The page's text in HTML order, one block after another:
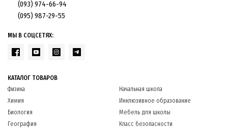
(093) 974-66-94
(095) 987-29-55
МЫ В СОЦСЕТЯХ:
КАТАЛОГ ТОВАРОВ
Физика
Химия
Биология
География
Начальная школа
Инклюзивное образование
Мебель для школы
Класс безопасности